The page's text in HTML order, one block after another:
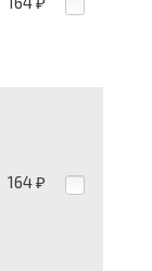
₽
164 ₽